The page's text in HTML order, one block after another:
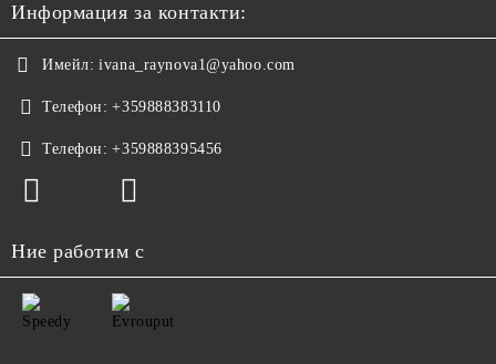
Информация за контакти:
Имейл: ivana_raynova1@yahoo.com
Телефон: +359888383110
Телефон: +359888395456
Ние работим с